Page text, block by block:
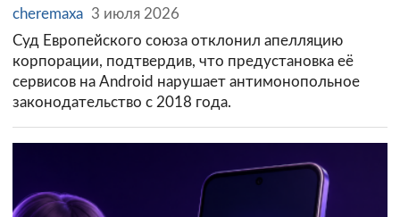
cheremaxa 3 июля 2026
Суд Европейского союза отклонил апелляцию
корпорации, подтвердив, что предустановка её
сервисов на Android нарушает антимонопольное
законодательство с 2018 года.